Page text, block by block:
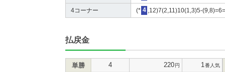
4コーナー (* 4 ,12)7(2,11)10(1,3)5-
払戻金
単勝 4 220円 1 番人気